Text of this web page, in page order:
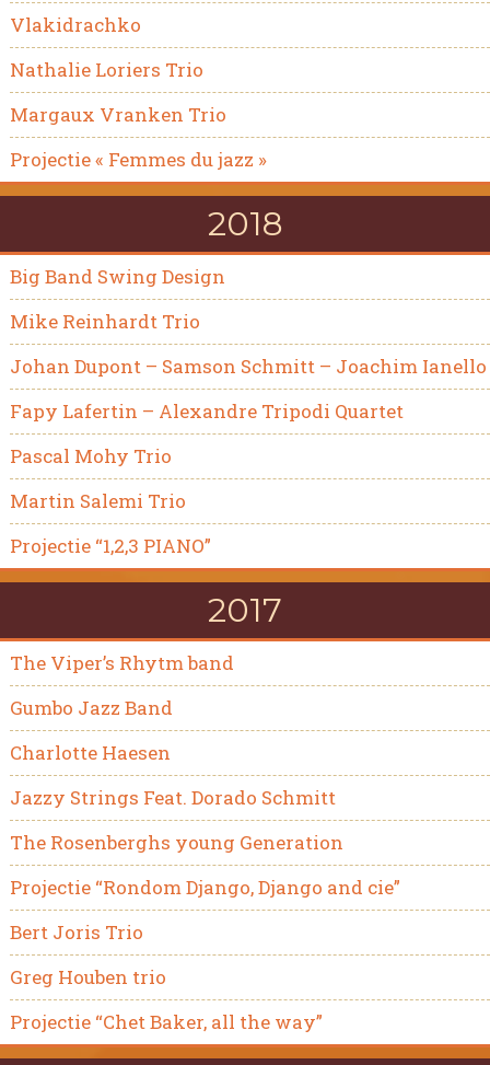
Vlakidrachko
Nathalie Loriers Trio
Margaux Vranken Trio
Projectie « Femmes du jazz »
2018
Big Band Swing Design
Mike Reinhardt Trio
Johan Dupont – Samson Schmitt – Joachim Ianello
Fapy Lafertin – Alexandre Tripodi Quartet
Pascal Mohy Trio
Martin Salemi Trio
Projectie “1,2,3 PIANO”
2017
The Viper’s Rhytm band
Gumbo Jazz Band
Charlotte Haesen
Jazzy Strings Feat. Dorado Schmitt
The Rosenberghs young Generation
Projectie “Rondom Django, Django and cie”
Bert Joris Trio
Greg Houben trio
Projectie “Chet Baker, all the way”